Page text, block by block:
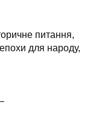
питання,
для народу,